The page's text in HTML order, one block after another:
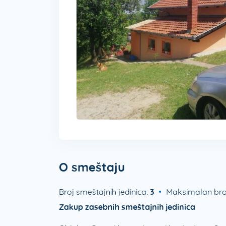
O smeštaju
Broj smeštajnih jedinica: 3 Maksimalan
Zakup zasebnih smeštajnih jedinica